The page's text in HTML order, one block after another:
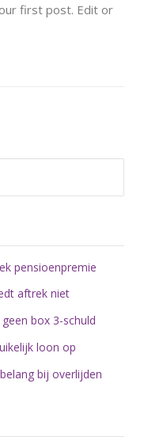
first post. Edit or
pensioenpremie
aftrek niet
box 3-schuld
loon op
bij overlijden